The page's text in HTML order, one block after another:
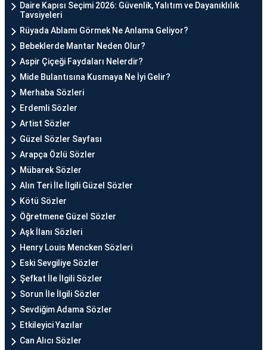
Daire Kapısı Seçimi 2026: Güvenlik, Yalıtım ve Dayanıklılık
Tavsiyeleri
Rüyada Ablamı Görmek Ne Anlama Geliyor?
Bebeklerde Mantar Neden Olur?
Aspir Çiçeği Faydaları Nelerdir?
Mide Bulantısına Kusmaya Ne İyi Gelir?
Merhaba Sözleri
Erdemli Sözler
Artist Sözler
Güzel Sözler Sayfası
Arapça Özlü Sözler
Mübarek Sözler
Alın Teri İle İlgili Güzel Sözler
Kötü Sözler
Öğretmene Güzel Sözler
Aşk İlanı Sözleri
Henry Louis Mencken Sözleri
Eski Sevgiliye Sözler
Şefkat İle İlgili Sözler
Sorun İle İlgili Sözler
Sevdiğim Adama Sözler
Etkileyici Yazılar
Can Alıcı Sözler